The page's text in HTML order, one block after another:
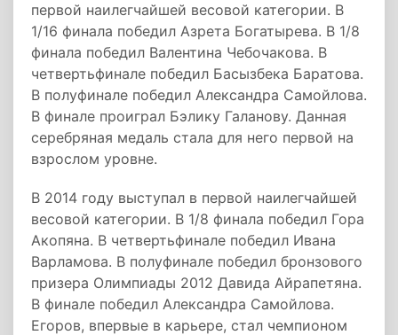
первой наилегчайшей весовой категории. В
1/16 финала победил Азрета Богатырева. В 1/8
финала победил Валентина Чебочакова. В
четвертьфинале победил Басызбека Баратова.
В полуфинале победил Александра Самойлова.
В финале проиграл Бэлику Галанову. Данная
серебряная медаль стала для него первой на
взрослом уровне.
В 2014 году выступал в первой наилегчайшей
весовой категории. В 1/8 финала победил Гора
Акопяна. В четвертьфинале победил Ивана
Варламова. В полуфинале победил бронзового
призера Олимпиады 2012 Давида Айрапетяна.
В финале победил Александра Самойлова.
Егоров, впервые в карьере, стал чемпионом